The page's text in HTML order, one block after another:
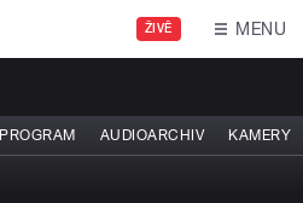
ŽIVĚ MENU
PROGRAM AUDIOARCHIV KAMERY